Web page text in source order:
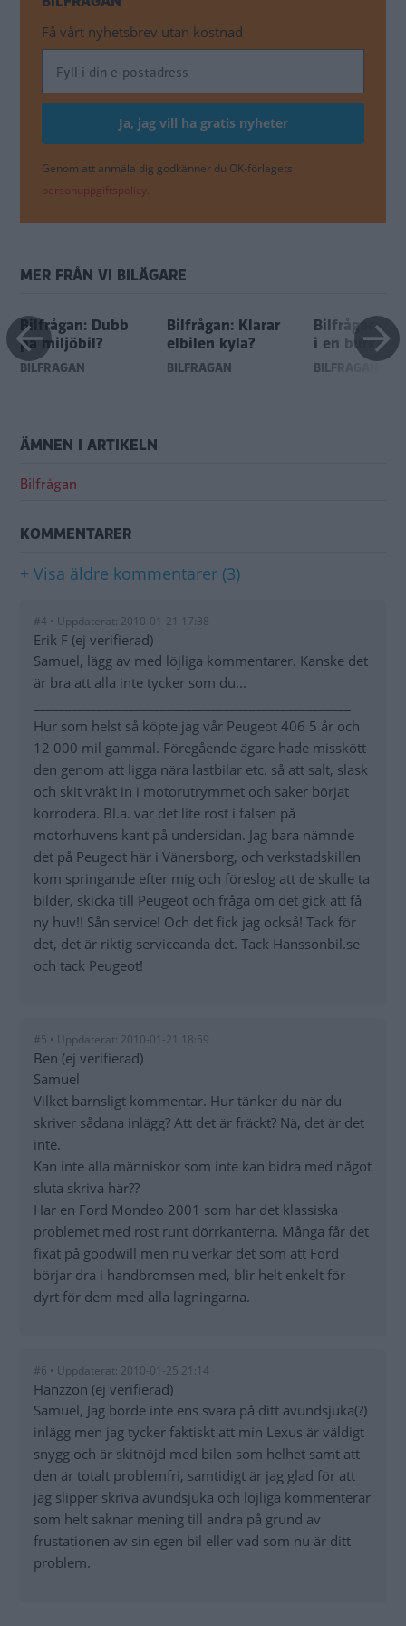
Få vårt nyhetsbrev utan kostnad
Genom att anmäla dig godkänner du OK-förlagets
personuppgiftspolicy.
MER FRÅN VI BILÄGARE
Bilfrågan: Dubb
på miljöbil?
BILFRÅGAN
Bilfrågan: Klarar
elbilen kyla?
BILFRÅGAN
Bilfrågan:
i en burk?
BILFRÅGAN
ÄMNEN I ARTIKELN
Bilfrågan
KOMMENTARER
+ Visa äldre kommentarer (3)
#4 • Uppdaterat: 2010-01-21 17:38
Erik F (ej verifierad)
Samuel, lägg av med löjliga kommentarer. Kanske det
är bra att alla inte tycker som du...
Hur som helst så köpte jag vår Peugeot 406 5 år och
12 000 mil gammal. Föregående ägare hade misskött
den genom att ligga nära lastbilar etc. så att salt, slask
och skit vräkt in i motorutrymmet och saker börjat
korrodera. Bl.a. var det lite rost i falsen på
motorhuvens kant på undersidan. Jag bara nämnde
det på Peugeot här i Vänersborg, och verkstadskillen
kom springande efter mig och föreslog att de skulle ta
bilder, skicka till Peugeot och fråga om det gick att få
ny huv!! Sån service! Och det fick jag också! Tack för
det, det är riktig serviceanda det. Tack Hanssonbil.se
och tack Peugeot!
#5 • Uppdaterat: 2010-01-21 18:59
Ben (ej verifierad)
Samuel
Vilket barnsligt kommentar. Hur tänker du när du
skriver sådana inlägg? Att det är fräckt? Nä, det är det
inte.
Kan inte alla människor som inte kan bidra med något
sluta skriva här??
Har en Ford Mondeo 2001 som har det klassiska
problemet med rost runt dörrkanterna. Många får det
fixat på goodwill men nu verkar det som att Ford
börjar dra i handbromsen med, blir helt enkelt för
dyrt för dem med alla lagningarna.
#6 • Uppdaterat: 2010-01-25 21:14
Hanzzon (ej verifierad)
Samuel, Jag borde inte ens svara på ditt avundsjuka(?)
inlägg men jag tycker faktiskt att min Lexus är väldigt
snygg och är skitnöjd med bilen som helhet samt att
den är totalt problemfri, samtidigt är jag glad för att
jag slipper skriva avundsjuka och löjliga kommenterar
som helt saknar mening till andra på grund av
frustationen av sin egen bil eller vad som nu är ditt
problem.